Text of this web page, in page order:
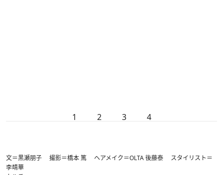
1 2 3 4
文＝黒瀬朋子 撮影＝橋本 篤 ヘアメイク＝OLTA 後藤泰 スタイリスト＝
李靖華